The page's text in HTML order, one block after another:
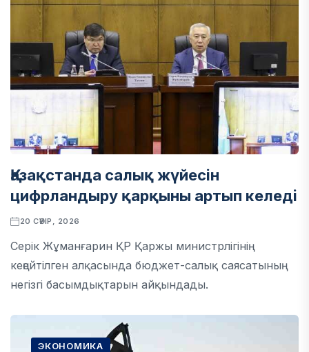
Қазақстанда салық жүйесін
цифрландыру қарқыны артып келеді
20 СӘУІР, 2026
Серік Жұманғарин ҚР Қаржы министрлігінің
кеңейтілген алқасында бюджет-салық саясатының
негізгі басымдықтарын айқындады.
ЭКОНОМИКА